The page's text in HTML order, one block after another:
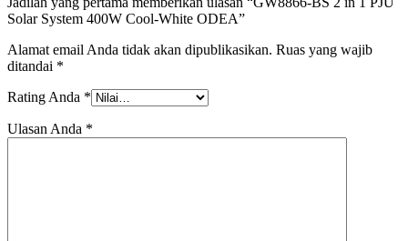
Solar System 400W Cool-White ODEA”
Alamat email Anda tidak akan dipublikasikan. Ruas yang wajib
ditandai *
Rating Anda *
Ulasan Anda *